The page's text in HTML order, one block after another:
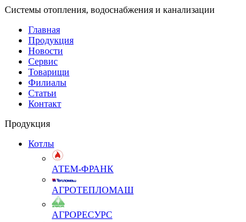
Системы отопления, водоснабжения и канализации
Главная
Продукция
Новости
Сервис
Товарищи
Филиалы
Статьи
Контакт
Продукция
Котлы
АТЕМ-ФРАНК
АГРОТЕПЛОМАШ
АГРОРЕСУРС